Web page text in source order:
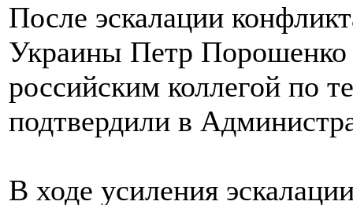
После эскалации
Украины Петр Порошенко
российским коллегой по
подтвердили в
В ходе усиления